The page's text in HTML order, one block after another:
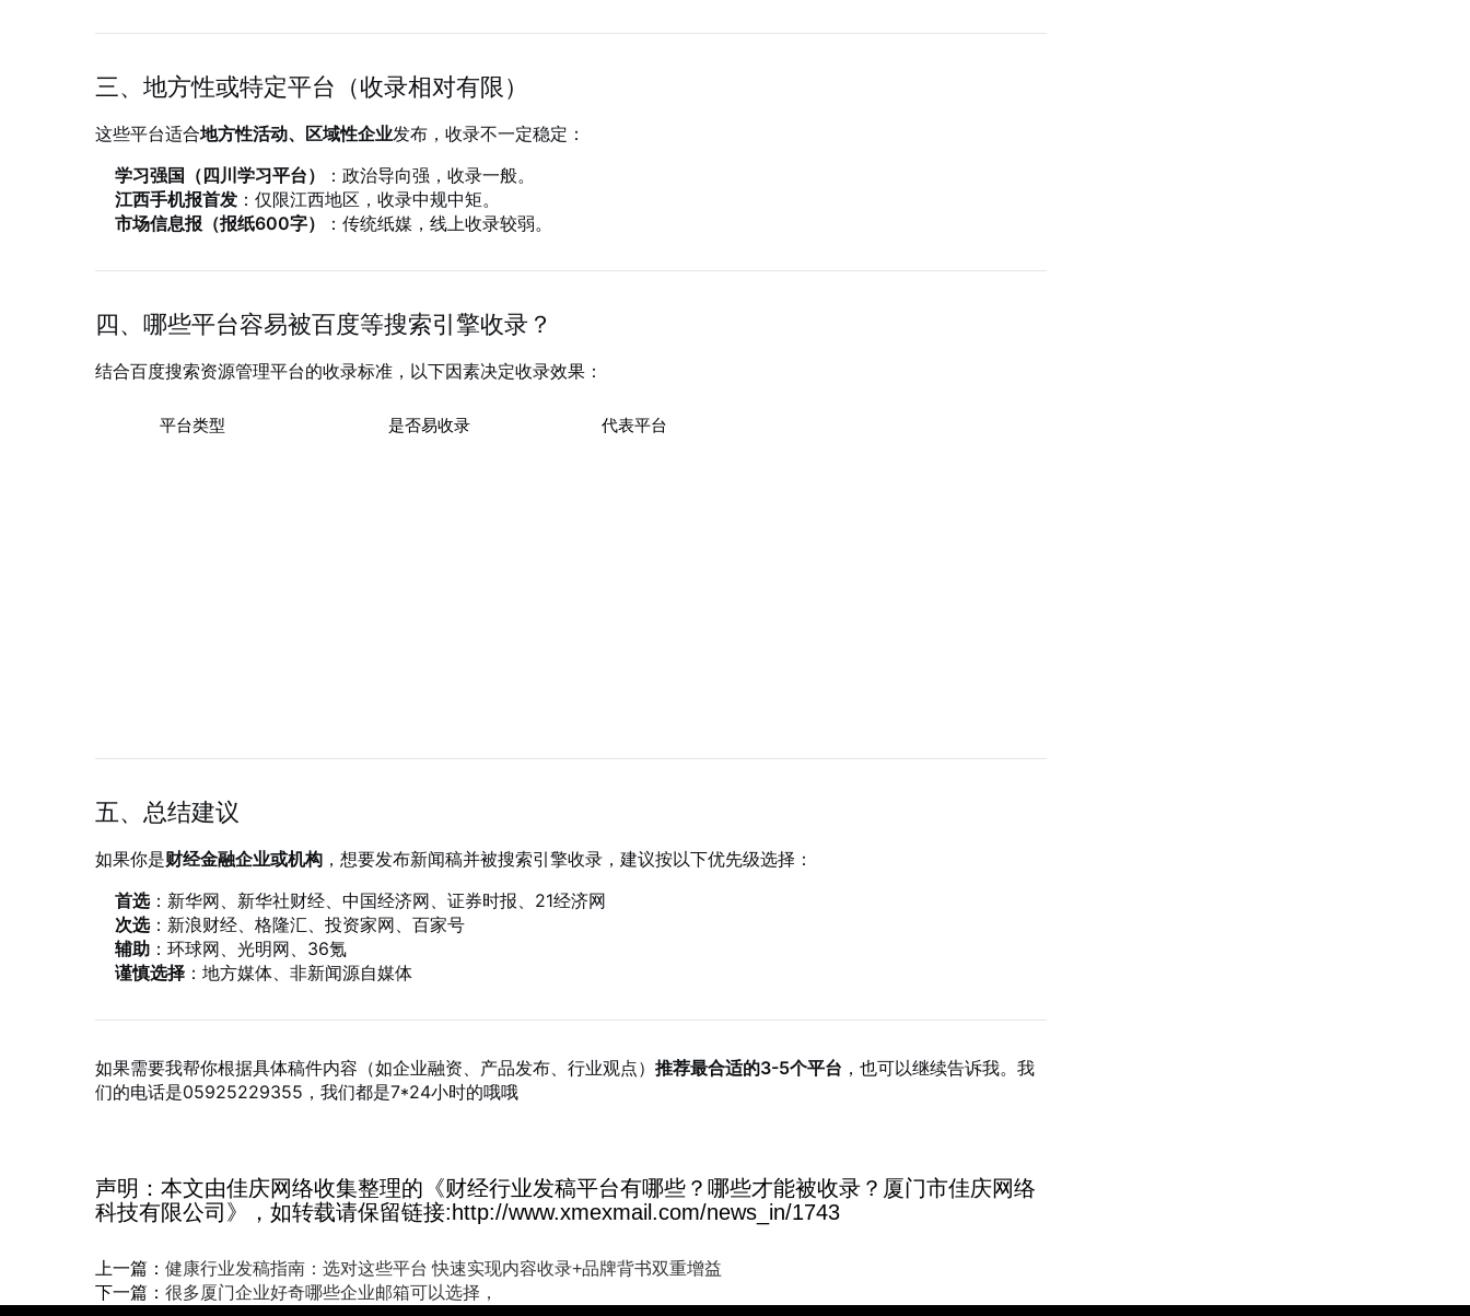
三、地方性或特定平台（收录相对有限）
这些平台适合地方性活动、区域性企业发布，收录不一定稳定：
学习强国（四川学习平台）
：政治导向强，收录一般。
江西手机报首发 ：仅限江西地区，收录中规中矩。
市场信息报（报纸600字）
：传统纸媒，线上收录较弱。
四、哪些平台容易被百度等搜索引擎收录？
结合百度搜索资源管理平台的收录标准，以下因素决定收录效果：
平台类型 是否易收录 代表平台
五、总结建议
如果你是财经金融企业或机构 ，想要发布新闻稿并被搜索引擎收录，建议按以下优先级选择：
首选：新华网、新华社财经、中国经济网、证券时报、21经济网
次选：新浪财经、格隆汇、投资家网、百家号
辅助 ：环球网、光明网、36氪
谨慎选择 ：地方媒体、非新闻源自媒体
如果需要我帮你根据具体稿件内容（如企业融资、产品发布、行业观点） 推荐最合适的3-5个平台 ，也可以继续告诉我。我
们的电话是05925229355，我们都是7*24小时的哦哦
声明：本文由佳庆网络收集整理的《财经行业发稿平台有哪些？哪些才能被收录？厦门市佳庆网络
科技有限公司》，如转载请保留链接:http://www.xmexmail.com/news_in/1743
上一篇： 健康行业发稿指南：选对这些平台 快速实现内容收录+品牌背书双重增益
下一篇： 很多厦门企业好奇哪些企业邮箱可以选择，